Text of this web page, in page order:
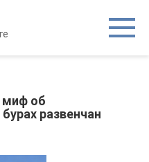
миф об
развенчан